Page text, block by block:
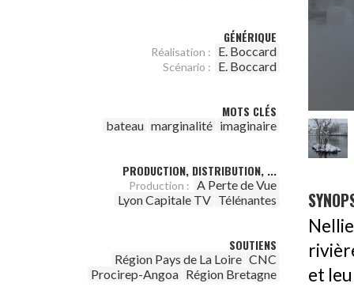
GÉNÉRIQUE
Réalisation : E. Boccard
Scénario : E. Boccard
MOTS CLÉS
bateau marginalité imaginaire
PRODUCTION, DISTRIBUTION, ...
Production : A Perte de Vue
Lyon Capitale TV Télénantes
SOUTIENS
Région Pays de La Loire CNC
Procirep-Angoa Région Bretagne
et